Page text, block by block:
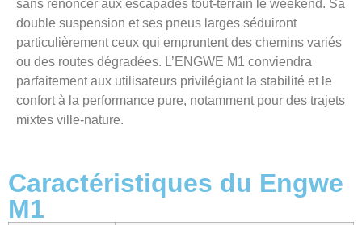
sans renoncer aux escapades tout-terrain le weekend. Sa
double suspension et ses pneus larges séduiront
particulièrement ceux qui empruntent des chemins variés
ou des routes dégradées. L’ENGWE M1 conviendra
parfaitement aux utilisateurs privilégiant la stabilité et le
confort à la performance pure, notamment pour des trajets
mixtes ville-nature.
Caractéristiques du Engwe
M1